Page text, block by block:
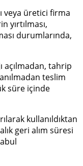
veya üretici firma
yırtılması,
durumlarında,
açılmadan, tahrip
teslim
süre içinde
kullanıldıktan
geri alım süresi